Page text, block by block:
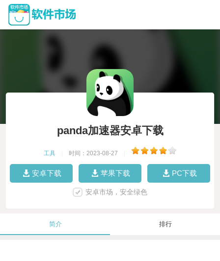
panda加速器安卓下载
工具 时间：2023-08-27
安卓下载 苹果下载 PC下载
安卓市场，安全绿色
简介 排行